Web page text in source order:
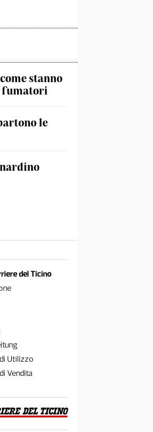
stanno
fumatori
le
del Ticino
Utilizzo
Vendita